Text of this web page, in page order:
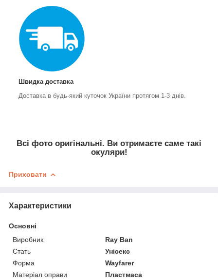
Швидка доставка
Доставка в будь-який куточок України протягом 1-3 днів.
Всі фото оригінальні. Ви отримаєте саме такі
окуляри!
Приховати
Характеристики
Основні
Виробник
Ray Ban
Стать
Унісекс
Форма
Wayfarer
Матеріал оправи
Пластмаса